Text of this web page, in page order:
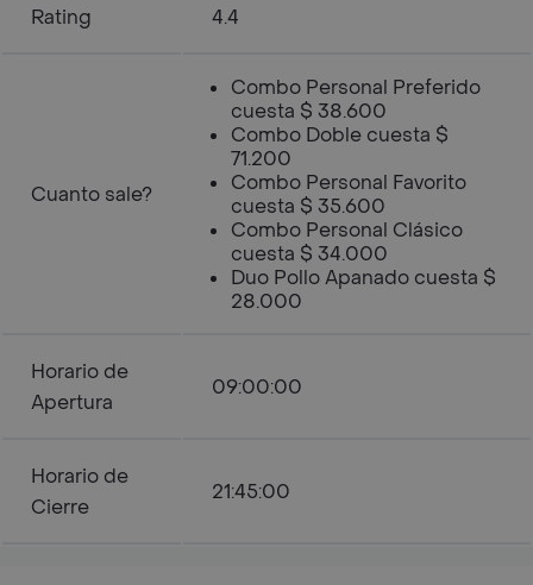
Rating 4.4
Cuanto sale?
Combo Personal Preferido
cuesta $ 38.600
Combo Doble cuesta $
71.200
Combo Personal Favorito
cuesta $ 35.600
Combo Personal Clásico
cuesta $ 34.000
Duo Pollo Apanado cuesta $
28.000
Horario de
Apertura
09:00:00
Horario de
Cierre
21:45:00